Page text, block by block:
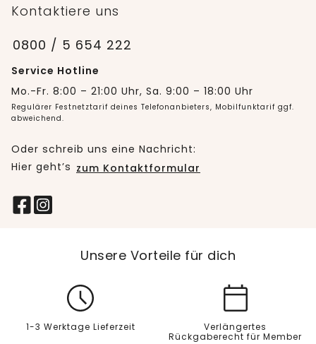
Kontaktiere uns
0800 / 5 654 222
Service Hotline
Mo.-Fr. 8:00 – 21:00 Uhr, Sa. 9:00 – 18:00 Uhr
Regulärer Festnetztarif deines Telefonanbieters, Mobilfunktarif ggf.
abweichend.
Oder schreib uns eine Nachricht:
Hier geht’s zum Kontaktformular
Unsere Vorteile für dich
1-3 Werktage Lieferzeit
Verlängertes
Rückgaberecht für Member